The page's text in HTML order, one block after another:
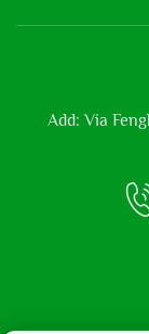
Add: Via